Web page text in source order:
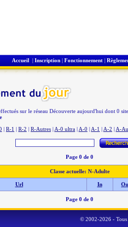
Accueil | Inscription | Fonctionnement |
sur le réseau Découverte aujourd'hui dont 0
| R-1 | R-2 | R-Autres | A-0 ultra | A-0 | A-1 | A-2 | A-
Page 0 de 0
Classe actuelle: N-Adulte
Url In
Page 0 de 0
© 2002-2026 - Tous